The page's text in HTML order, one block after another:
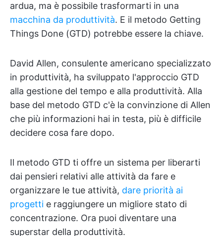
ardua, ma è possibile trasformarti in una
macchina da produttività. E il metodo Getting
Things Done (GTD) potrebbe essere la chiave.
David Allen, consulente americano specializzato
in produttività, ha sviluppato l'approccio GTD
alla gestione del tempo e alla produttività. Alla
base del metodo GTD c'è la convinzione di Allen
che più informazioni hai in testa, più è difficile
decidere cosa fare dopo.
Il metodo GTD ti offre un sistema per liberarti
dai pensieri relativi alle attività da fare e
organizzare le tue attività, dare priorità ai
progetti e raggiungere un migliore stato di
concentrazione. Ora puoi diventare una
superstar della produttività.